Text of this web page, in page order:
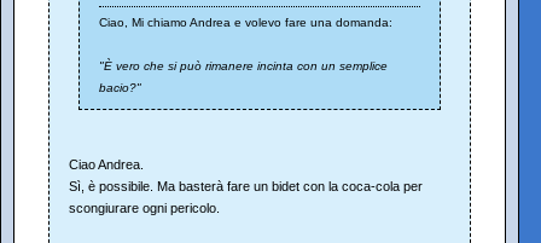
Ciao, Mi chiamo Andrea e volevo fare una domanda:
"È vero che si può rimanere incinta con un semplice
bacio?"
Ciao Andrea.
Sì, è possibile. Ma basterà fare un bidet con la coca-cola per
scongiurare ogni pericolo.